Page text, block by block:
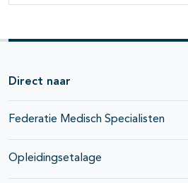
Direct naar
Federatie Medisch Specialisten
Opleidingsetalage